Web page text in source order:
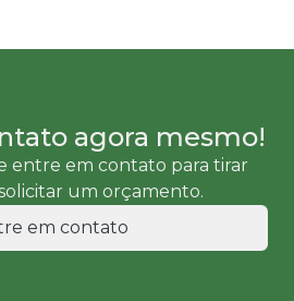
agora mesmo!
entre em contato para tirar
um orçamento.
em contato